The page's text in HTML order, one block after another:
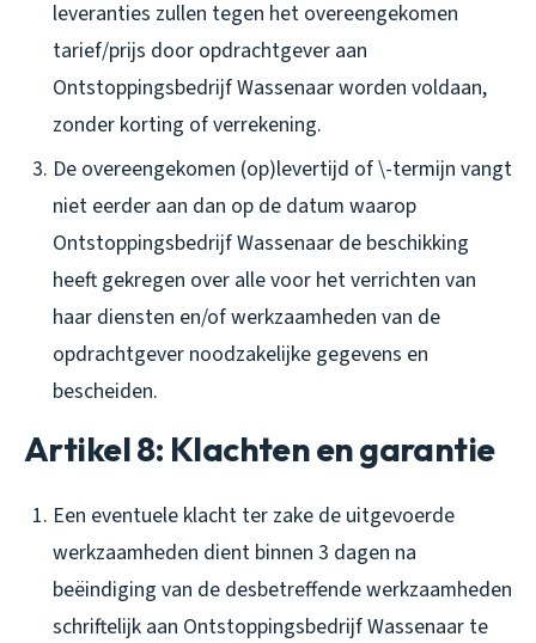
leveranties zullen tegen het overeengekomen
tarief/prijs door opdrachtgever aan
Ontstoppingsbedrijf Wassenaar worden voldaan,
zonder korting of verrekening.
De overeengekomen (op)levertijd of \-termijn vangt
niet eerder aan dan op de datum waarop
Ontstoppingsbedrijf Wassenaar de beschikking
heeft gekregen over alle voor het verrichten van
haar diensten en/of werkzaamheden van de
opdrachtgever noodzakelijke gegevens en
bescheiden.
Artikel 8: Klachten en garantie
Een eventuele klacht ter zake de uitgevoerde
werkzaamheden dient binnen 3 dagen na
beëindiging van de desbetreffende werkzaamheden
schriftelijk aan Ontstoppingsbedrijf Wassenaar te